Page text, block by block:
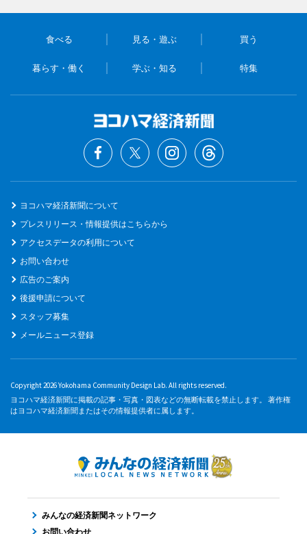
食べる 見る・遊ぶ 買う
暮らす・働く 学ぶ・知る 特集
ヨコハマ経済新聞について
プレスリリース・情報提供はこちらから
アクセスデータの利用について
お問い合わせ
広告のご案内
後援申請について
スタッフ募集
メールニュース登録
Copyright 2026 Yokohama Community Design Lab. All rights reserved.
ヨコハマ経済新聞に掲載の記事・写真・図表などの無断転載を禁止します。 著作権
はヨコハマ経済新聞またはその情報提供者に属します。
みんなの経済新聞ネットワーク
お問い合わせ